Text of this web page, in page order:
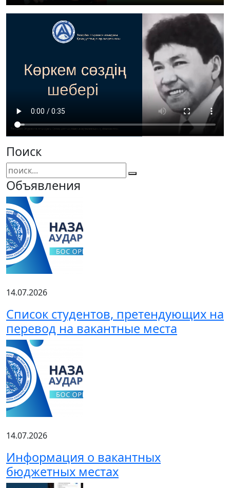
Поиск
Объявления
14.07.2026
Список студентов, претендующих на
перевод на вакантные места
14.07.2026
Информация о вакантных
бюджетных местах